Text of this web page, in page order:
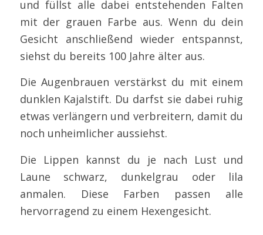
und füllst alle dabei entstehenden Falten
mit der grauen Farbe aus. Wenn du dein
Gesicht anschließend wieder entspannst,
siehst du bereits 100 Jahre älter aus.
Die Augenbrauen verstärkst du mit einem
dunklen Kajalstift. Du darfst sie dabei ruhig
etwas verlängern und verbreitern, damit du
noch unheimlicher aussiehst.
Die Lippen kannst du je nach Lust und
Laune schwarz, dunkelgrau oder lila
anmalen. Diese Farben passen alle
hervorragend zu einem Hexengesicht.